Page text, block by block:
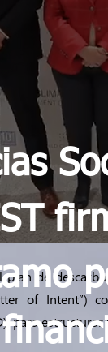
plan de
of Intent”)
para